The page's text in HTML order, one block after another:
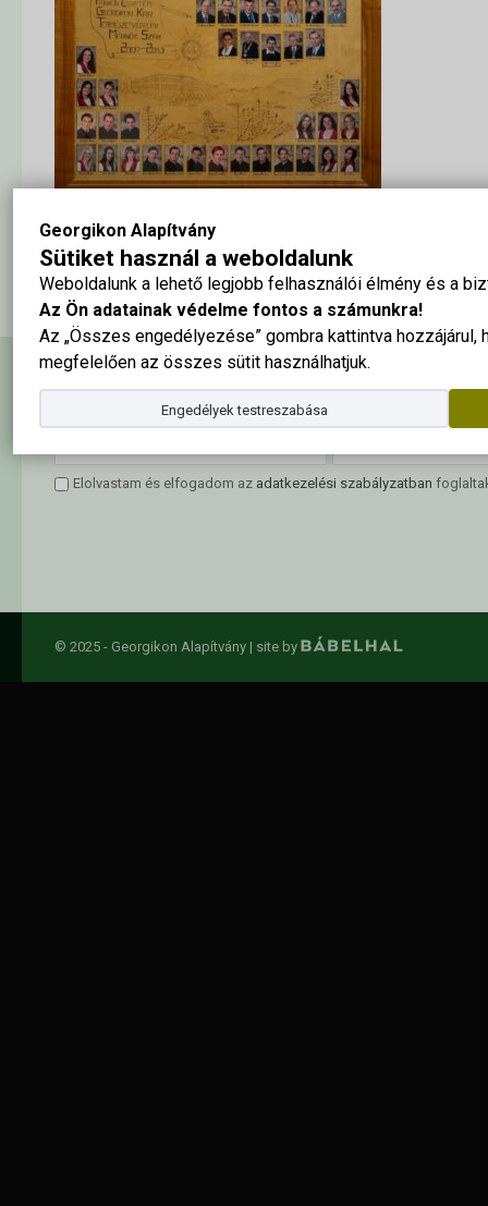
Georgikon Alapítvány
Sütiket használ a weboldalunk
Weboldalunk a lehető legjobb felhasználói élmény és a
Az Ön adatainak védelme fontos a számunkra!
Az „Összes engedélyezése” gombra kattintva hozzájárul,
megfelelően az összes sütit használhatjuk.
Engedélyek testreszabása
2010-ben végzett keszthelyi természetvédelmi mérnök hallgatók
Hírlevél feliratkozás
Elolvastam és elfogadom az adatkezelési szabályzatban
© 2025 - Georgikon Alapítvány | site by